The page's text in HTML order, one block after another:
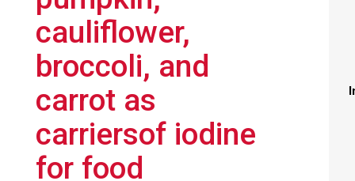
cauliflower,
broccoli, and
carrot as
carriersof iodine
for food